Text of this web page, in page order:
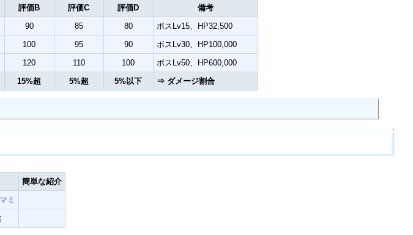
評価B 評価C 評価D 備考
15%超 5%超 5%以下 ⇒ ダメージ割合
90 85 80
ボスLv15、HP32,500
100 95 90
ボスLv30、HP100,000
120 110 100 ボスLv50、HP600,000
↑
簡単な紹介
ミ